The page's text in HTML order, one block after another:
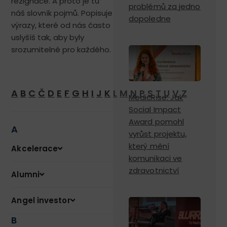
náš slovník pojmů. Popisuje
výrazy, které od nás často
uslyšíš tak, aby byly
srozumitelné pro každého.
A B C Č D E F G H I J K L M N P S T U V Z
A
Akcelerace
Alumni
Angel investor
B
problémů za jedno
dopoledne
MedicRise: Jak
Social Impact
Award pomohl
vyrůst projektu,
který mění
komunikaci ve
zdravotnictví